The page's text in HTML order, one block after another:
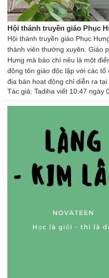
Hội thánh truyền giáo Phục
Hội thánh truyền giáo Phục
thành viên thường xuyên. Giáo
Hưng mà báo chí nêu là một
động tôn giáo độc lập với các
địa bàn hoạt động chỉ diễn ra tại
Tác giả: Tadiha viết 10:47 ngày